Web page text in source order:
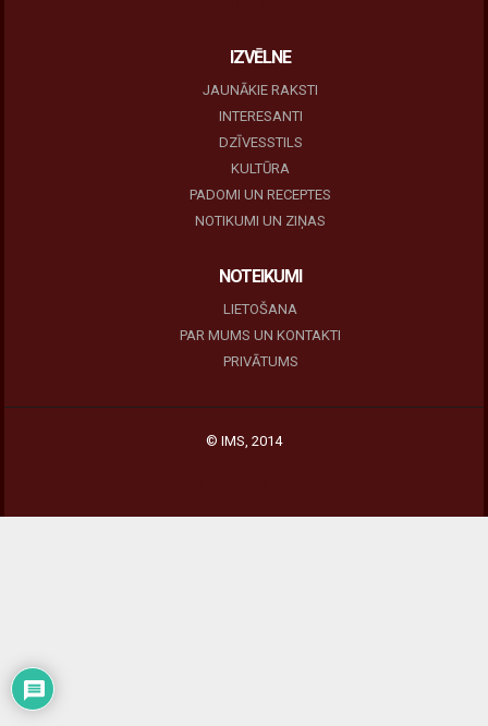
IZVĒLNE
JAUNĀKIE RAKSTI
INTERESANTI
DZĪVESSTILS
KULTŪRA
PADOMI UN RECEPTES
NOTIKUMI UN ZIŅAS
NOTEIKUMI
LIETOŠANA
PAR MUMS UN KONTAKTI
PRIVĀTUMS
© IMS, 2014